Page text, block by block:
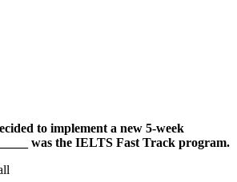
to implement a new 5-week
was the IELTS Fast Track program.